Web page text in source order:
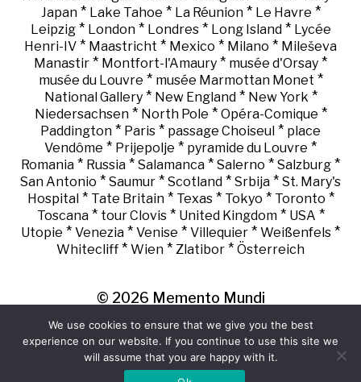
Japan* Lake Tahoe * La Réunion* Le Havre *
Leipzig* London* Londres* Long Island* Lycée
Henri-IV * Maastricht * Mexico * Milano * Mileševa
Manastir * Montfort-l'Amaury * musée d'Orsay *
musée du Louvre * musée Marmottan Monet *
National Gallery* New England* New York *
Niedersachsen* North Pole * Opéra-Comique *
Paddington * Paris * passage Choiseul * place
Vendôme * Prijepolje * pyramide du Louvre *
Romania * Russia * Salamanca * Salerno * Salzburg *
San Antonio * Saumur * Scotland * Srbija * St. Mary's
Hospital* Tate Britain* Texas* Tokyo * Toronto *
Toscana* tour Clovis* United Kingdom* USA *
Utopie * Venezia * Venise * Villequier * Weißenfels *
Whitecliff * Wien * Zlatibor * Österreich
© 2026 Memento Mundi
We use cookies to ensure that we give you the best
experience on our website. If you continue to use this site we
will assume that you are happy with it.